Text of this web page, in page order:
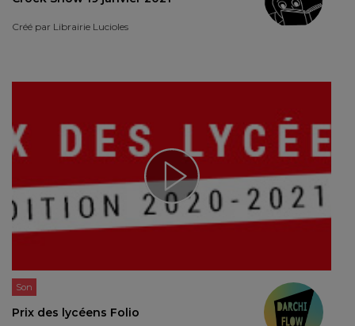
Créé par Librairie Lucioles
Son
Prix des lycéens Folio